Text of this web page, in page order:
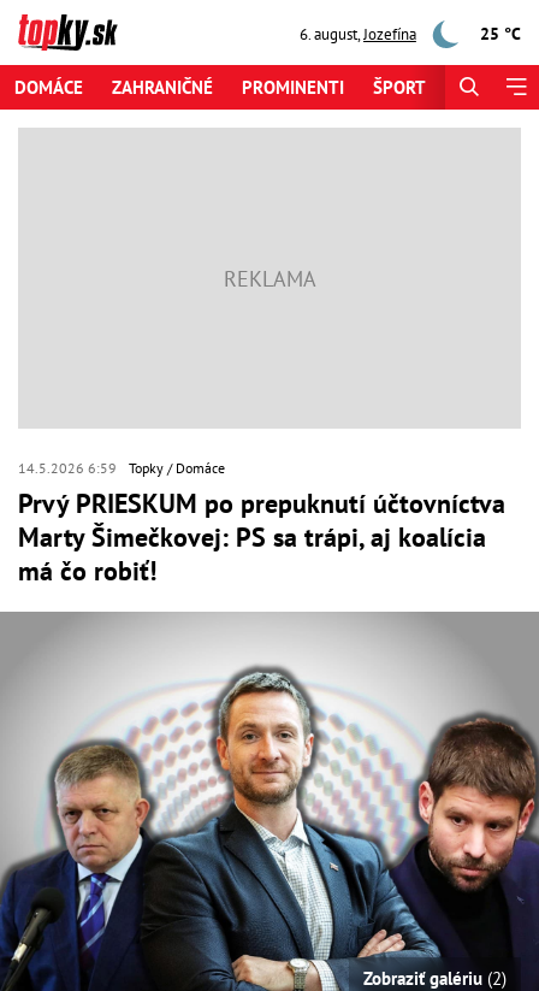
6. august,Jozefína 25 °C
DOMÁCE ZAHRANIČNÉ PROMINENTI ŠPORT
14.5.2026 6:59 Topky Domáce
Prvý PRIESKUM po prepuknutí účtovníctva
Marty Šimečkovej: PS sa trápi, aj koalícia
má čo robiť!
Zobraziť galériu (2)